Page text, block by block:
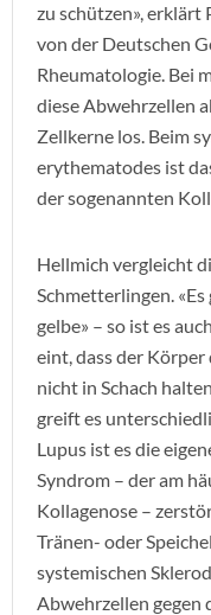
zu schützen», erklärt
von der Deutschen
Rheumatologie. Bei
diese Abwehrzellen
Zellkerne los. Beim
erythematodes ist
der sogenannten
Hellmich vergleicht
Schmetterlingen.
gelbe» – so ist es
eint, dass der
nicht in Schach
greift es
Lupus ist es die
Syndrom – der am
Kollagenose –
Tränen- oder
systemischen
Abwehrzellen gegen